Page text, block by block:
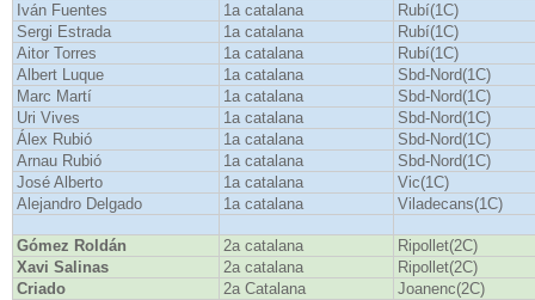
Iván Fuentes
1a catalana
Rubí(1C)
Sergi Estrada
1a catalana
Rubí(1C)
Aitor Torres
1a catalana
Rubí(1C)
Albert Luque
1a catalana
Sbd-Nord(1C)
Marc Martí
1a catalana
Sbd-Nord(1C)
Uri Vives
1a catalana
Sbd-Nord(1C)
Álex Rubió
1a catalana
Sbd-Nord(1C)
Arnau Rubió
1a catalana
Sbd-Nord(1C)
José Alberto
1a catalana
Vic(1C)
Alejandro Delgado
1a catalana Viladecans(1C)
Gómez Roldán 2a catalana
Ripollet(2C)
Xavi Salinas
2a catalana
Ripollet(2C)
Criado
2a Catalana
Joanenc(2C)